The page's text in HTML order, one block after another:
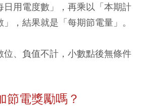
日用電度數」，再乘以「本期計
，結果就是「每期節電量」。
位、負值不計，小數點後無條件
節電獎勵嗎？